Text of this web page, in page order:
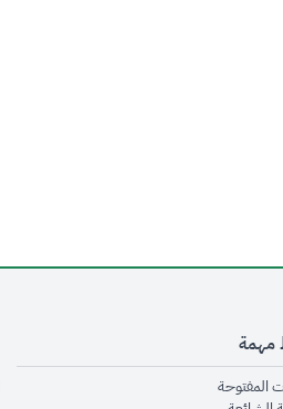
مهمة
المفتوحةopens in new window